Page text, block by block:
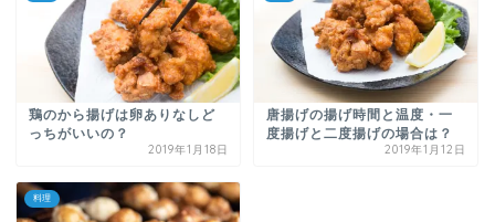
鶏のから揚げは卵ありなしど
っちがいいの？
2019年1月18日
唐揚げの揚げ時間と温度・一
度揚げと二度揚げの場合は？
2019年1月12日
料理